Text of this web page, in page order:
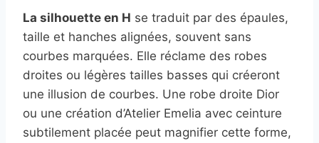
La silhouette en H se traduit par des épaules,
taille et hanches alignées, souvent sans
courbes marquées. Elle réclame des robes
droites ou légères tailles basses qui créeront
une illusion de courbes. Une robe droite Dior
ou une création d’Atelier Emelia avec ceinture
subtilement placée peut magnifier cette forme,